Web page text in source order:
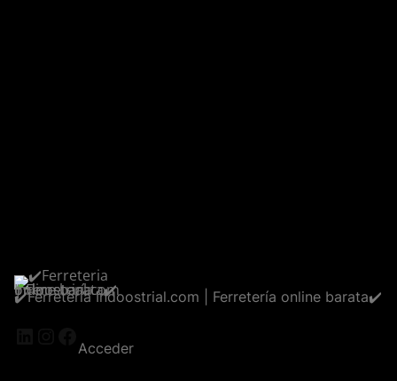
✔️Ferreteria Indoostrial.com | Ferretería online barata✔️
LinkedIn
Instagram
Facebook
Acceder